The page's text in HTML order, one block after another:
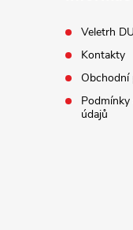
Veletrh
Kontakty
Obchodní
údajů